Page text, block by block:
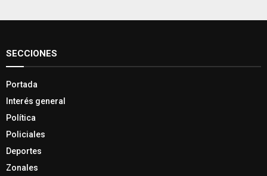
SECCIONES
Portada
Interés general
Política
Policiales
Deportes
Zonales